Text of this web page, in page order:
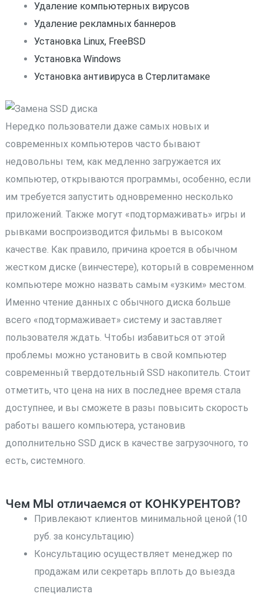
Удаление компьютерных вирусов
Удаление рекламных баннеров
Установка Linux, FreeBSD
Установка Windows
Установка антивируса в Стерлитамаке
Нередко пользователи даже самых новых и
современных компьютеров часто бывают
недовольны тем, как медленно загружается их
компьютер, открываются программы, особенно, если
им требуется запустить одновременно несколько
приложений. Также могут «подтормаживать» игры и
рывками воспроизводится фильмы в высоком
качестве. Как правило, причина кроется в обычном
жестком диске (винчестере), который в современном
компьютере можно назвать самым «узким» местом.
Именно чтение данных с обычного диска больше
всего «подтормаживает» систему и заставляет
пользователя ждать. Чтобы избавиться от этой
проблемы можно установить в свой компьютер
современный твердотельный SSD накопитель. Стоит
отметить, что цена на них в последнее время стала
доступнее, и вы сможете в разы повысить скорость
работы вашего компьютера, установив
дополнительно SSD диск в качестве загрузочного, то
есть, системного.
Чем МЫ отличаемся от КОНКУРЕНТОВ?
Привлекают клиентов минимальной ценой (10
руб. за консультацию)
Консультацию осуществляет менеджер по
продажам или секретарь вплоть до выезда
специалиста